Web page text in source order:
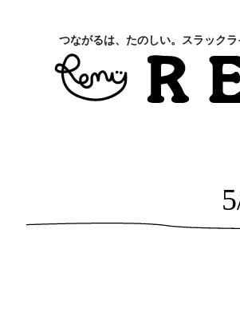
つながるは、たのしい。スラックラ